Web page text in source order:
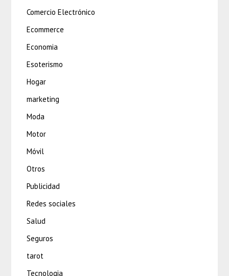
Comercio Electrónico
Ecommerce
Economia
Esoterismo
Hogar
marketing
Moda
Motor
Móvil
Otros
Publicidad
Redes sociales
Salud
Seguros
tarot
Tecnologia